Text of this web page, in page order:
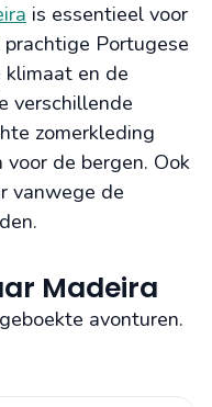
is essentieel voor
Portugese
en de
verschillende
zomerkleding
de bergen. Ook
vanwege de
Madeira
avonturen.